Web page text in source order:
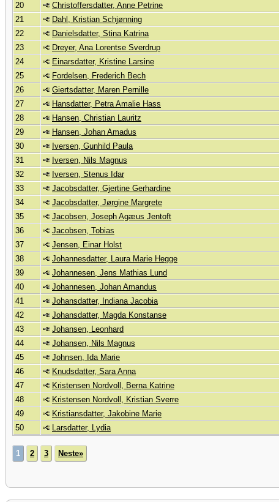
20
Christoffersdatter, Anne Petrine
21
Dahl, Kristian Schjønning
22
Danielsdatter, Stina Katrina
23
Dreyer, Ana Lorentse Sverdrup
24
Einarsdatter, Kristine Larsine
25
Fordelsen, Frederich Bech
26
Giertsdatter, Maren Pernille
27
Hansdatter, Petra Amalie Hass
28
Hansen, Christian Lauritz
29
Hansen, Johan Amadus
30
Iversen, Gunhild Paula
31
Iversen, Nils Magnus
32
Iversen, Stenus Idar
33
Jacobsdatter, Gjertine Gerhardine
34
Jacobsdatter, Jørgine Margrete
35
Jacobsen, Joseph Agæus Jentoft
36
Jacobsen, Tobias
37
Jensen, Einar Holst
38
Johannesdatter, Laura Marie Hegge
39
Johannesen, Jens Mathias Lund
40
Johannesen, Johan Amandus
41
Johansdatter, Indiana Jacobia
42
Johansdatter, Magda Konstanse
43
Johansen, Leonhard
44
Johansen, Nils Magnus
45
Johnsen, Ida Marie
46
Knudsdatter, Sara Anna
47
Kristensen Nordvoll, Berna Katrine
48
Kristensen Nordvoll, Kristian Sverre
49
Kristiansdatter, Jakobine Marie
50
Larsdatter, Lydia
1 2 3 Neste»